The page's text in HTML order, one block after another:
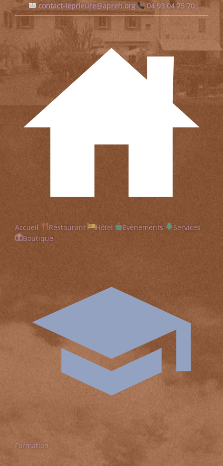
contact-leprieure@apreh.org
04 93 04 75 70
Accueil Restaurant Hôtel Évènements
Services
Boutique
Formation